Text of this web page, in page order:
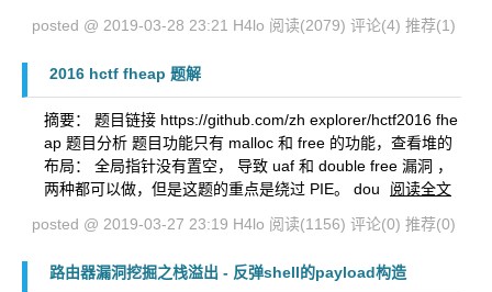
posted @ 2019-03-28 23:21 H4lo 阅读(2079) 评论(4) 推荐(1)
2016 hctf fheap 题解
摘要： 题目链接 https://github.com/zh explorer/hctf2016 fhe
ap 题目分析 题目功能只有 malloc 和 free 的功能，查看堆的
布局： 全局指针没有置空， 导致 uaf 和 double free 漏洞 ，
两种都可以做，但是这题的重点是绕过 PIE。 dou
阅读全文
posted @ 2019-03-27 23:19 H4lo 阅读(1156) 评论(0) 推荐(0)
路由器漏洞挖掘之栈溢出 - 反弹shell的payload构造